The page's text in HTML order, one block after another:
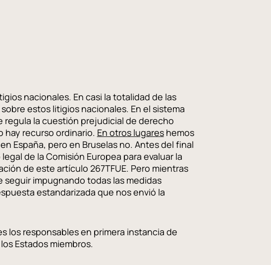
nacionales. En casi la totalidad de las
estos litigios nacionales. En el sistema
regula la cuestión prejudicial de derecho
hay recurso ordinario. En otros lugareshemos
España, pero en Bruselas no. Antes del final
de la Comisión Europea para evaluar la
de este artículo 267TFUE. Pero mientras
impugnando todas las medidas
estandarizada que nos envió la
los responsables en primera instancia de
Estados miembros.